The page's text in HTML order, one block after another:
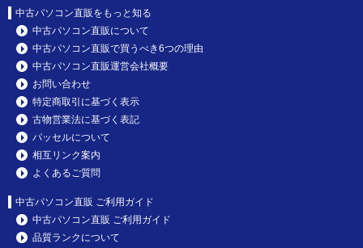
中古パソコン直販をもっと知る
中古パソコン直販について
中古パソコン直販で買うべき6つの理由
中古パソコン直販運営会社概要
お問い合わせ
特定商取引に基づく表示
古物営業法に基づく表記
パッセルについて
相互リンク案内
よくあるご質問
中古パソコン直販 ご利用ガイド
中古パソコン直販 ご利用ガイド
品質ランクについて